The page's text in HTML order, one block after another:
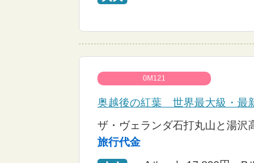
0M121
奥越後の紅葉 世界最大級・最
ザ・ヴェランダ石打丸山と湯沢
旅行代金